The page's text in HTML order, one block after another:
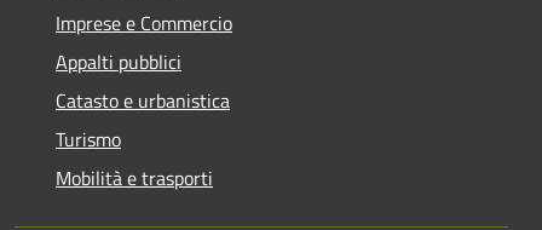
Imprese e Commercio
Appalti pubblici
Catasto e urbanistica
Turismo
Mobilità e trasporti